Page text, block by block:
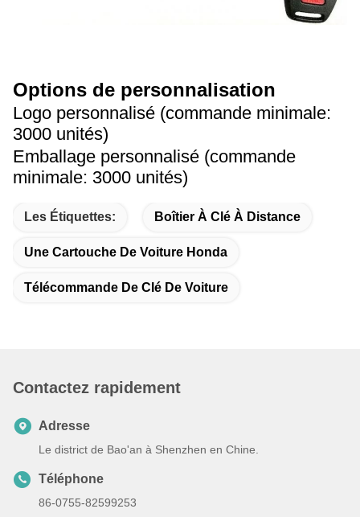
Options de personnalisation
Logo personnalisé (commande minimale:
3000 unités)
Emballage personnalisé (commande
minimale: 3000 unités)
Les Étiquettes: Boîtier À Clé À Distance
Une Cartouche De Voiture Honda
Télécommande De Clé De Voiture
Contactez rapidement
Adresse
Le district de Bao'an à Shenzhen en Chine.
Téléphone
86-0755-82599253